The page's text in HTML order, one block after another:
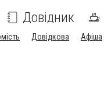
Довідник
Довідкова Афіша